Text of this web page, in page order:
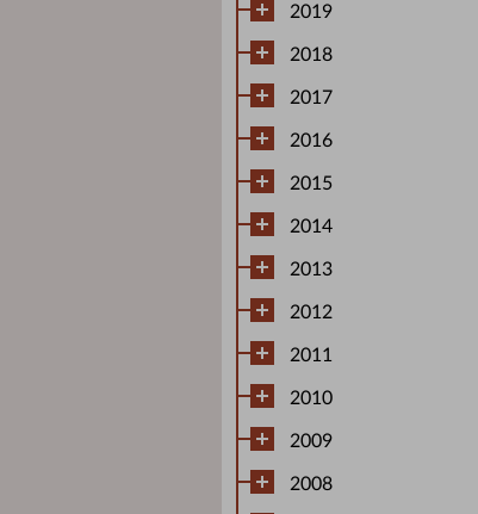
2019
2018
2017
2016
2015
2014
2013
2012
2011
2010
2009
2008